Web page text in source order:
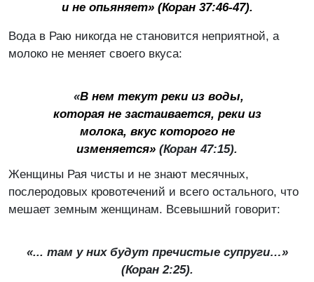
и не опьяняет»(Коран 37:46-47).
Вода в Раю никогда не становится неприятной, а
молоко не меняет своего вкуса:
«В нем текут реки из воды,
которая не застаивается, реки из
молока, вкус которого не
изменяется» (Коран 47:15).
Женщины Рая чисты и не знают месячных,
послеродовых кровотечений и всего остального, что
мешает земным женщинам. Всевышний говорит:
«... там у них будут пречистые супруги…»
(Коран 2:25).